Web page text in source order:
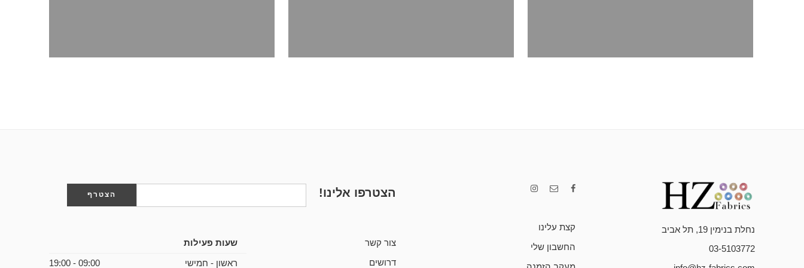
נחלת בנימין 19, תל אביב
03-5103772
קצת עלינו
החשבון שלי
הצטרפו אלינו!
צור קשר
דרושים
שעות פעילות
ראשון - חמישי 09:00 - 19:00